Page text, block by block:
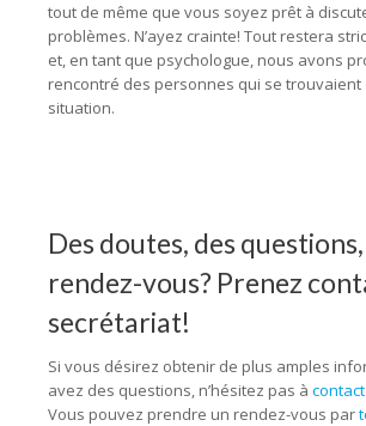
tout de même que vous soyez prêt à
problèmes. N’ayez crainte! Tout restera
et, en tant que psychologue, nous avons
rencontré des personnes qui se trouvaient
situation.
Des doutes, des
rendez-vous? Prenez
secrétariat!
Si vous désirez obtenir de plus amples
avez des questions, n’hésitez pas à
Vous pouvez prendre un rendez-vous par